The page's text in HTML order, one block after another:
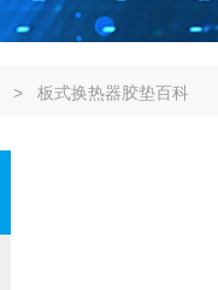
> 板式换热器胶垫百科